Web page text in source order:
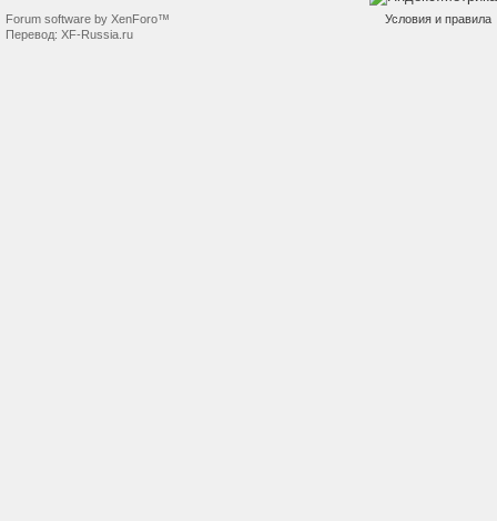
Условия и правила
Forum software by XenForo™
Перевод: XF-Russia.ru